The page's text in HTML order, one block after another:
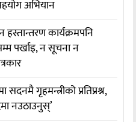
अभियान
कार्यक्रमपनि
पर्खाइ, न सूचना न
सदनमै गृहमन्त्रीको प्रतिप्रश्न,
नउठाउनुस्’